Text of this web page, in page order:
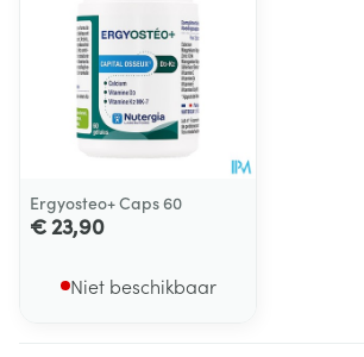
Ergyosteo+ Caps 60
€ 23,90
Niet beschikbaar